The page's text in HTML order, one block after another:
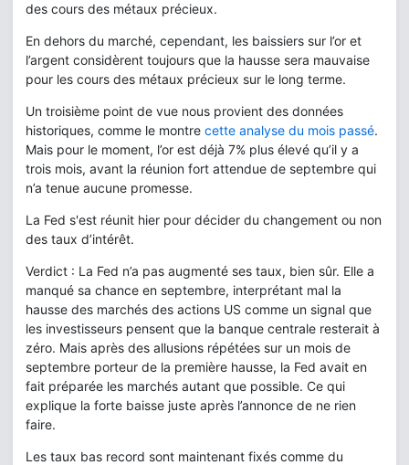
des cours des métaux précieux.
En dehors du marché, cependant, les baissiers sur l’or et
l’argent considèrent toujours que la hausse sera mauvaise
pour les cours des métaux précieux sur le long terme.
Un troisième point de vue nous provient des données
historiques, comme le montre cette analyse du mois passé.
Mais pour le moment, l’or est déjà 7% plus élevé qu’il y a
trois mois, avant la réunion fort attendue de septembre qui
n’a tenue aucune promesse.
La Fed s'est réunit hier pour décider du changement ou non
des taux d’intérêt.
Verdict : La Fed n’a pas augmenté ses taux, bien sûr. Elle a
manqué sa chance en septembre, interprétant mal la
hausse des marchés des actions US comme un signal que
les investisseurs pensent que la banque centrale resterait à
zéro. Mais après des allusions répétées sur un mois de
septembre porteur de la première hausse, la Fed avait en
fait préparée les marchés autant que possible. Ce qui
explique la forte baisse juste après l’annonce de ne rien
faire.
Les taux bas record sont maintenant fixés comme du